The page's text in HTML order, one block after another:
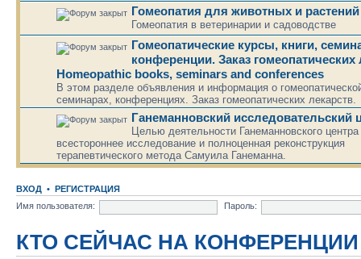
Гомеопатия для животных и растений
Гомеопатия в ветеринарии и садоводстве
Гомеопатические курсы, книги,
конференции. Заказ гомеопатических
Homeopathic books, seminars and conferences
В этом разделе объявления и информация о
семинарах, конференциях. Заказ гомеопатических лекарств.
Ганеманновский исследовательский
Целью деятельности Ганеманновского
всестороннее исследование и полноценная реконструкция
терапевтического метода Самуила Ганеманна.
ВХОД • РЕГИСТРАЦИЯ
Имя пользователя:
Пароль:
КТО СЕЙЧАС НА КОНФЕРЕНЦИИ